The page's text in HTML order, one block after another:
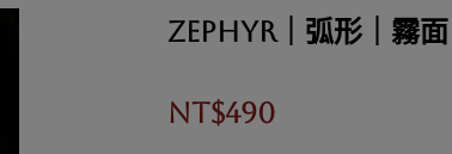
Zephyr｜弧形｜霧面
NT$490